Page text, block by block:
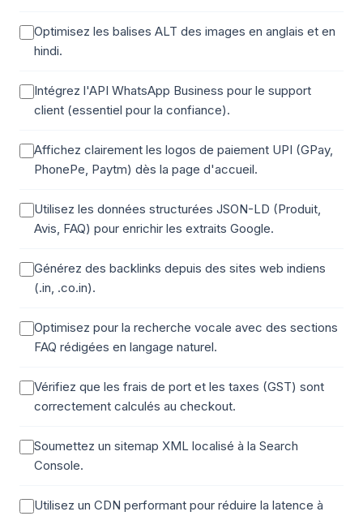
Optimisez les balises ALT des images en anglais et en
hindi.
Intégrez l'API WhatsApp Business pour le support
client (essentiel pour la confiance).
Affichez clairement les logos de paiement UPI (GPay,
PhonePe, Paytm) dès la page d'accueil.
Utilisez les données structurées JSON-LD (Produit,
Avis, FAQ) pour enrichir les extraits Google.
Générez des backlinks depuis des sites web indiens
(.in, .co.in).
Optimisez pour la recherche vocale avec des sections
FAQ rédigées en langage naturel.
Vérifiez que les frais de port et les taxes (GST) sont
correctement calculés au checkout.
Soumettez un sitemap XML localisé à la Search
Console.
Utilisez un CDN performant pour réduire la latence à